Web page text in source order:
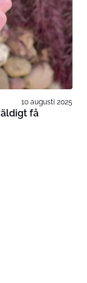
10 augusti 2025
få